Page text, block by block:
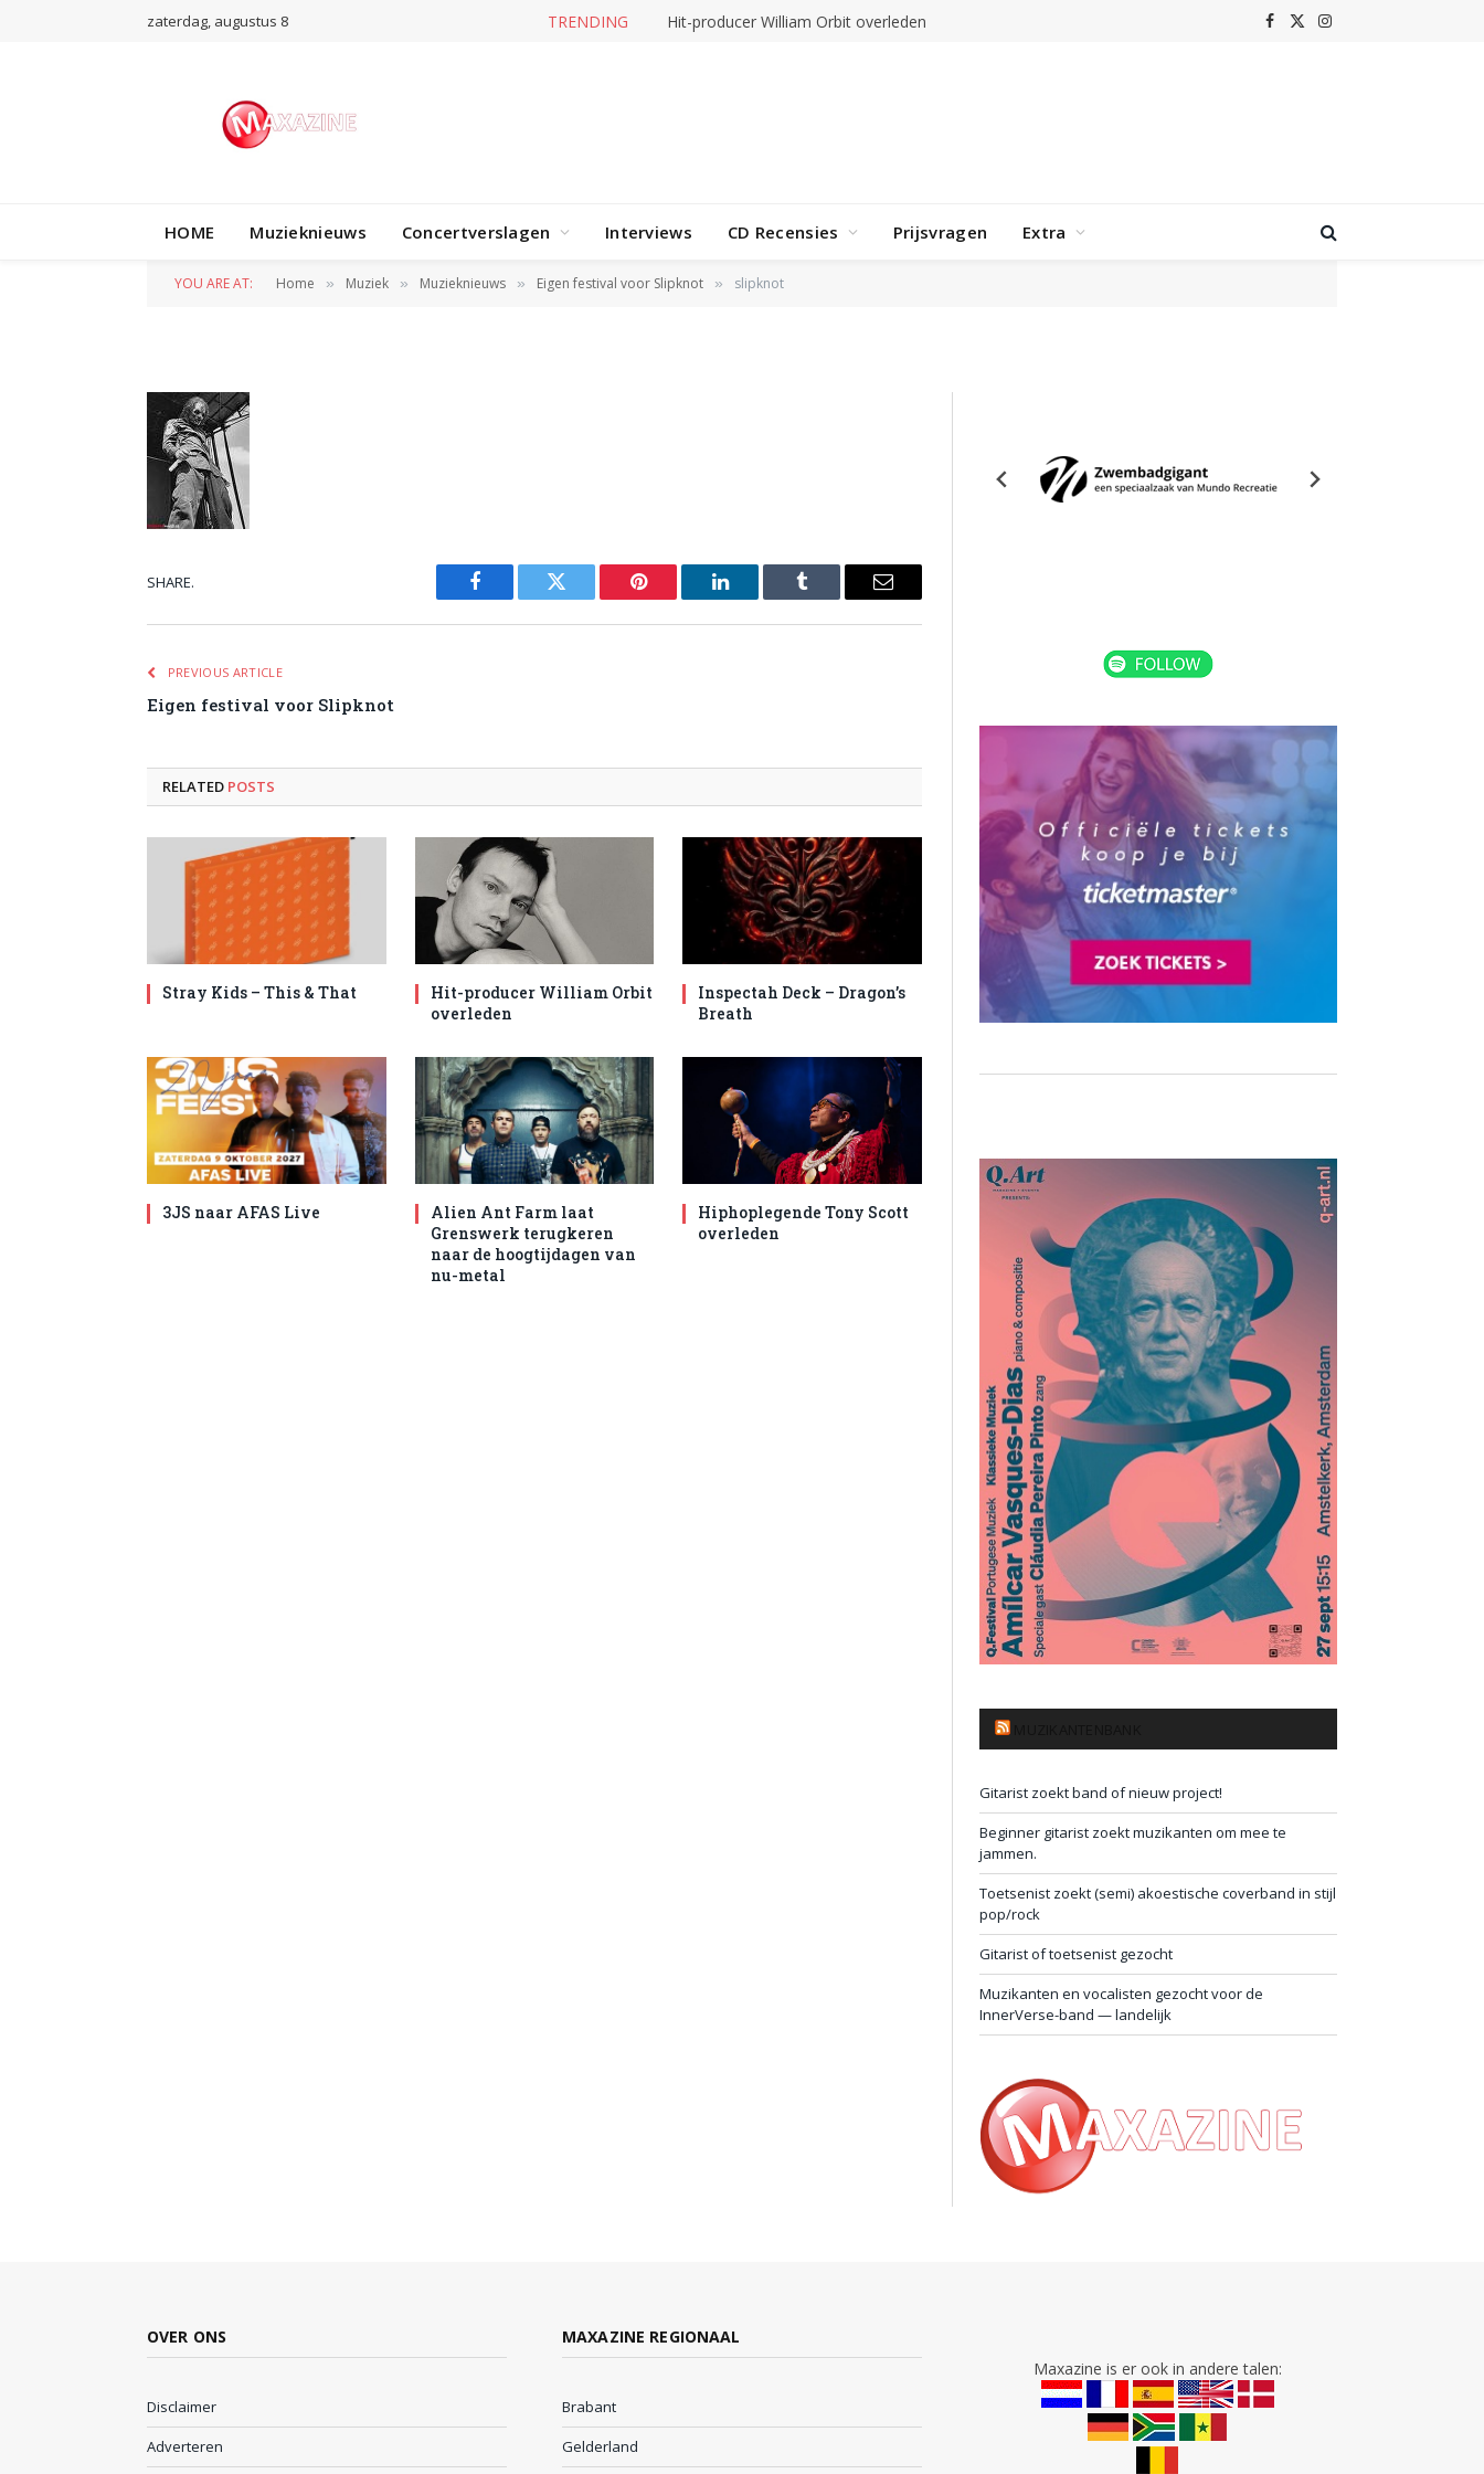
zaterdag, augustus 8 TRENDING Hit-producer William Orbit overleden Facebook
X
Instagram
HOME Muzieknieuws Concertverslagen Interviews CD Recensies Prijsvragen Extra
YOU ARE AT: Home » Muziek » Muzieknieuws » Eigen festival voor Slipknot » slipknot
slipknot
SHARE.
Facebook Twitter Pinterest LinkedIn Tumblr Email
PREVIOUS ARTICLE
Eigen festival voor Slipknot
RELATED POSTS
Stray Kids – This & That
Hit-producer William Orbit
overleden
Inspectah Deck – Dragon’s
Breath
3JS naar AFAS Live
Alien Ant Farm laat
Grenswerk terugkeren
naar de hoogtijdagen van
nu-metal
Hiphoplegende Tony Scott
overleden
Gitarist zoekt band of nieuw project!
Beginner gitarist zoekt muzikanten om mee te
jammen.
Toetsenist zoekt (semi) akoestische coverband in stijl
pop/rock
Gitarist of toetsenist gezocht
Muzikanten en vocalisten gezocht voor de
InnerVerse-band — landelijk
OVER ONS
Disclaimer
Adverteren
MAXAZINE REGIONAAL
Brabant
Gelderland
Maxazine is er ook in andere talen: